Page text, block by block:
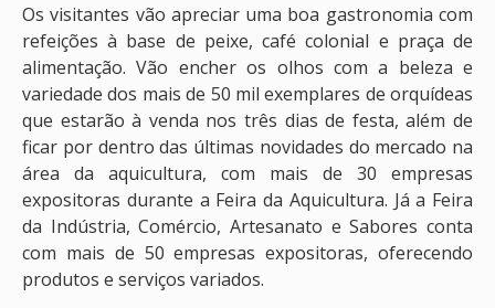
Os visitantes vão apreciar uma boa gastronomia com
refeições à base de peixe, café colonial e praça de
alimentação. Vão encher os olhos com a beleza e
variedade dos mais de 50 mil exemplares de orquídeas
que estarão à venda nos três dias de festa, além de
ficar por dentro das últimas novidades do mercado na
área da aquicultura, com mais de 30 empresas
expositoras durante a Feira da Aquicultura. Já a Feira
da Indústria, Comércio, Artesanato e Sabores conta
com mais de 50 empresas expositoras, oferecendo
produtos e serviços variados.